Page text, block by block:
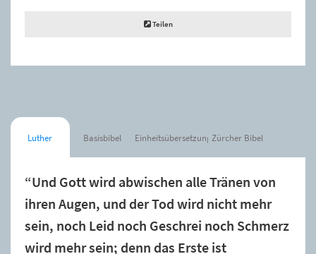
Teilen
Luther Basisbibel Einheitsübersetzung Zürcher Bibel
“Und Gott wird abwischen alle Tränen von
ihren Augen, und der Tod wird nicht mehr
sein, noch Leid noch Geschrei noch Schmerz
wird mehr sein; denn das Erste ist